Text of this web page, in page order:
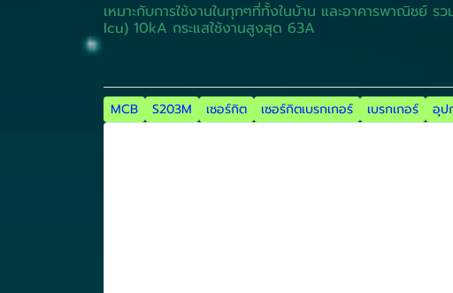
เหมาะกับการใช้งานในทุกๆที่ทั้งในบ้าน และอาคารพาณิชย์
Icu) 10kA กระแสใช้งานสูงสุด 63A
MCB S203M เซอร์กิต เซอร์กิตเบรกเกอร์ เบรกเกอร์ อุป